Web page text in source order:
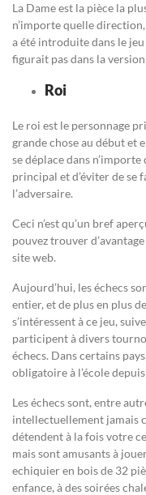
La Dame est la pièce la
n’importe quelle
a été introduite dans le
figurait pas dans la
Roi
Le roi est le personnage
grande chose au début et
se déplace dans
principal et d’éviter de se
l’adversaire.
Ceci n’est qu’un bref
pouvez trouver
site web.
Aujourd’hui, les échecs
entier, et de plus en plus
s’intéressent à ce jeu,
participent à divers
échecs. Dans certains
obligatoire à l’école
Les échecs sont, entre
intellectuellement jamais
détendent à la fois votre
mais sont amusants à
echiquier en bois de 32
enfance, à des soirées